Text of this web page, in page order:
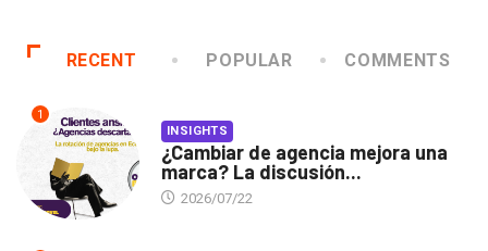
RECENT POPULAR COMMENTS
1
INSIGHTS
¿Cambiar de agencia mejora una
marca? La discusión...
2026/07/22